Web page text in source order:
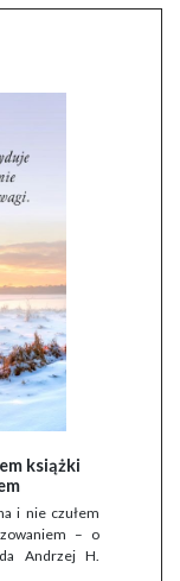
książki
i nie czułem
– o
Andrzej H.